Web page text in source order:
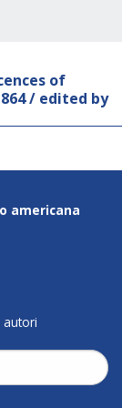
of
/ edited by
americana
autori